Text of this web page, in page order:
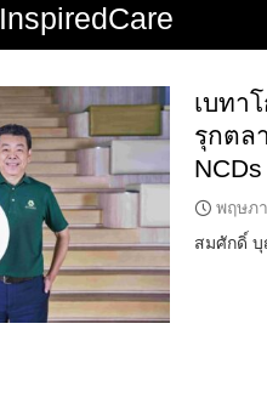
InspiredCare
เบทา
รุกตล
NCDs
พฤษภ
สมศักดิ์